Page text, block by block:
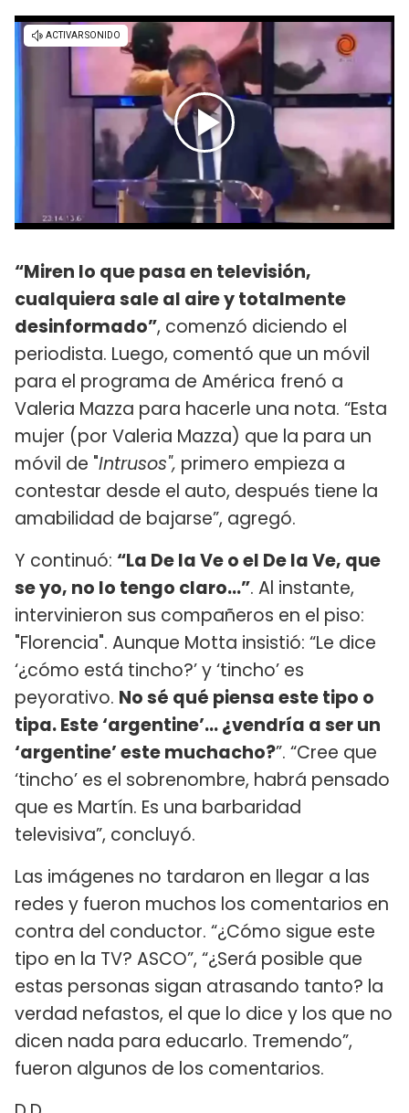
“Miren lo que pasa en televisión,
cualquiera sale al aire y totalmente
desinformado”, comenzó diciendo el
periodista. Luego, comentó que un móvil
para el programa de América frenó a
Valeria Mazza para hacerle una nota. “Esta
mujer (por Valeria Mazza) que la para un
móvil de "Intrusos", primero empieza a
contestar desde el auto, después tiene la
amabilidad de bajarse”, agregó.
Y continuó: “La De la Ve o el De la Ve, que
se yo, no lo tengo claro…”. Al instante,
intervinieron sus compañeros en el piso:
"Florencia". Aunque Motta insistió: “Le dice
‘¿cómo está tincho?’ y ‘tincho’ es
peyorativo. No sé qué piensa este tipo o
tipa. Este ‘argentine’… ¿vendría a ser un
‘argentine’ este muchacho?”. “Cree que
‘tincho’ es el sobrenombre, habrá pensado
que es Martín. Es una barbaridad
televisiva”, concluyó.
Las imágenes no tardaron en llegar a las
redes y fueron muchos los comentarios en
contra del conductor. “¿Cómo sigue este
tipo en la TV? ASCO”, “¿Será posible que
estas personas sigan atrasando tanto? la
verdad nefastos, el que lo dice y los que no
dicen nada para educarlo. Tremendo”,
fueron algunos de los comentarios.